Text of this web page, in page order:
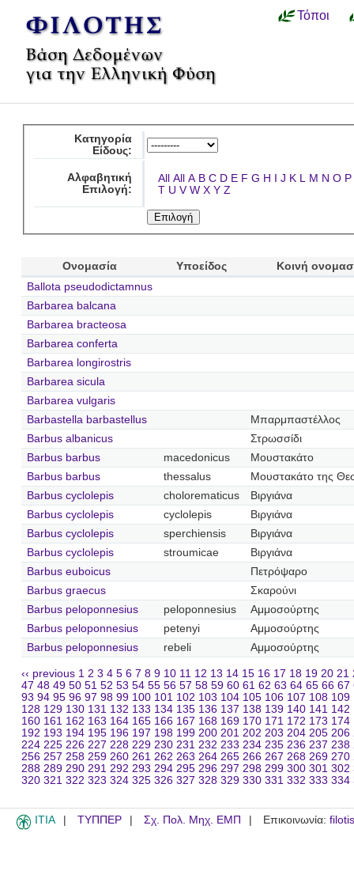
Τόποι
Κατηγορία
Είδους:
Αλφαβητική
Επιλογή:
All All A B C D E F G H I J K L M N O P
T U V W X Y Z
Ονομασία Υποείδος
Κοινή
Ballota pseudodictamnus
Barbarea balcana
Barbarea bracteosa
Barbarea conferta
Barbarea longirostris
Barbarea sicula
Barbarea vulgaris
Barbastella barbastellus
Μπαρμπαστέλλος
Barbus albanicus
Στρωσσίδι
Barbus barbus
macedonicus
Μουστακάτο
Barbus barbus
thessalus
Μουστακάτο της
Barbus cyclolepis
cholorematicus
Βιργιάνα
Barbus cyclolepis
cyclolepis
Βιργιάνα
Barbus cyclolepis
sperchiensis
Βιργιάνα
Barbus cyclolepis
stroumicae
Βιργιάνα
Barbus euboicus
Πετρόψαρο
Barbus graecus
Σκαρούνι
Barbus peloponnesius
peloponnesius
Αμμοσούρτης
Barbus peloponnesius
petenyi
Αμμοσούρτης
Barbus peloponnesius
rebeli Αμμοσούρτης
‹‹ previous 1 2 3 4 5 6 7 8 9 10 11 12 13 14 15 16 17 18 19 20 21
47 48 49 50 51 52 53 54 55 56 57 58 59 60 61 62 63 64 65 66 67
93 94 95 96 97 98 99 100 101 102 103 104 105 106 107 108 109
128 129 130 131 132 133 134 135 136 137 138 139 140 141 142
160 161 162 163 164 165 166 167 168 169 170 171 172 173 174
192 193 194 195 196 197 198 199 200 201 202 203 204 205 206
224 225 226 227 228 229 230 231 232 233 234 235 236 237 238
256 257 258 259 260 261 262 263 264 265 266 267 268 269 270
288 289 290 291 292 293 294 295 296 297 298 299 300 301 302
320 321 322 323 324 325 326 327 328 329 330 331 332 333 334
ITIA ΤΥΠΠΕΡ Σχ. Πολ. Μηχ. ΕΜΠ Επικοινωνία: